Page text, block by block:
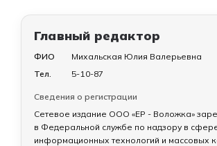
Главный редактор
ФИО
Михальская Юлия Валерьевна
Тел.
5-10-87
Сведения о регистрации
Сетевое издание ООО «ЕР - Воложка»
в Федеральной службе по надзору в сфере
информационных технологий и массовых